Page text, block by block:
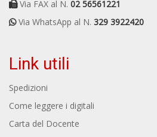
Via FAX al N. 02 56561221
Via WhatsApp al N. 329 3922420
Link utili
Spedizioni
Come leggere i digitali
Carta del Docente